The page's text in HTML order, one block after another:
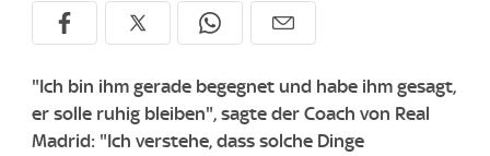
"Ich bin ihm gerade begegnet und habe ihm gesagt,
er solle ruhig bleiben", sagte der Coach von Real
Madrid: "Ich verstehe, dass solche Dinge